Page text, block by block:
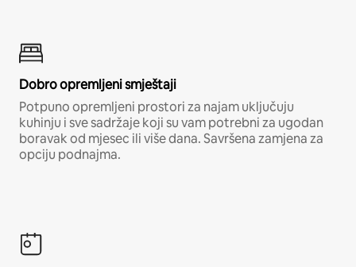
Dobro opremljeni smještaji
Potpuno opremljeni prostori za najam uključuju
kuhinju i sve sadržaje koji su vam potrebni za ugodan
boravak od mjesec ili više dana. Savršena zamjena za
opciju podnajma.